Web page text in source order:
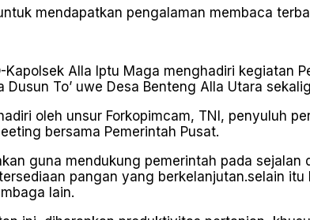
mendapatkan pengalaman membaca
-Kapolsek Alla Iptu Maga menghadiri kegiatan
Dusun To’ uwe Desa Benteng Alla Utara
oleh unsur Forkopimcam, TNI, penyuluh
bersama Pemerintah Pusat.
guna mendukung pemerintah pada
pangan yang berkelanjutan.selain
lain.